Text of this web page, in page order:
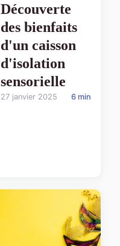
Découverte
des bienfaits
d'un caisson
d'isolation
sensorielle
27 janvier 2025 6 min